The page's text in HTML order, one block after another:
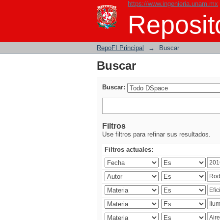
https://www.ingenieria.unam.mx
Buscar
RepoFI Principal → Buscar
Buscar
Buscar:
Filtros
Use filtros para refinar sus resultados.
Filtros actuales: